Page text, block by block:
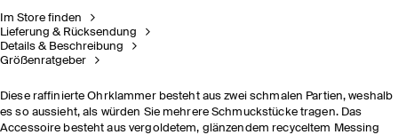
Im Store finden
Lieferung & Rücksendung
Details & Beschreibung
Größenratgeber
Diese raffinierte Ohrklammer besteht aus zwei schmalen Partien, weshalb
es so aussieht, als würden Sie mehrere Schmuckstücke tragen. Das
Accessoire besteht aus vergoldetem, glänzendem recyceltem Messing